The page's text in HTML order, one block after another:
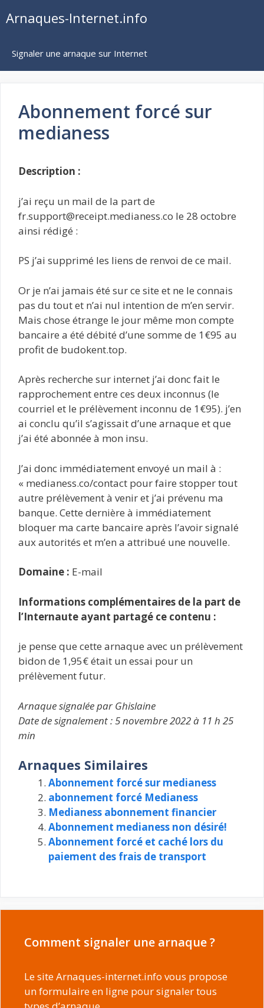
auArnaques-Internet.info
Signaler une arnaque sur Internet
Abonnement forcé sur
medianess
Description :
j’ai reçu un mail de la part de
fr.support@receipt.medianess.co le 28 octobre
ainsi rédigé :
PS j’ai supprimé les liens de renvoi de ce mail.
Or je n’ai jamais été sur ce site et ne le connais
pas du tout et n’ai nul intention de m’en servir.
Mais chose étrange le jour même mon compte
bancaire a été débité d’une somme de 1€95 au
profit de budokent.top.
Après recherche sur internet j’ai donc fait le
rapprochement entre ces deux inconnus (le
courriel et le prélèvement inconnu de 1€95). j’en
ai conclu qu’il s’agissait d’une arnaque et que
j’ai été abonnée à mon insu.
J’ai donc immédiatement envoyé un mail à :
« medianess.co/contact pour faire stopper tout
autre prélèvement à venir et j’ai prévenu ma
banque. Cette dernière à immédiatement
bloquer ma carte bancaire après l’avoir signalé
aux autorités et m’en a attribué une nouvelle.
Domaine : E-mail
Informations complémentaires de la part de
l’Internaute ayant partagé ce contenu :
je pense que cette arnaque avec un prélèvement
bidon de 1,95€ était un essai pour un
prélèvement futur.
Arnaque signalée par Ghislaine
Date de signalement : 5 novembre 2022 à 11 h 25
min
Arnaques Similaires
Abonnement forcé sur medianess
abonnement forcé Medianess
Medianess abonnement financier
Abonnement medianess non désiré!
Abonnement forcé et caché lors du
paiement des frais de transport
Comment signaler une arnaque ?
Le site Arnaques-internet.info vous propose
un formulaire en ligne pour signaler tous